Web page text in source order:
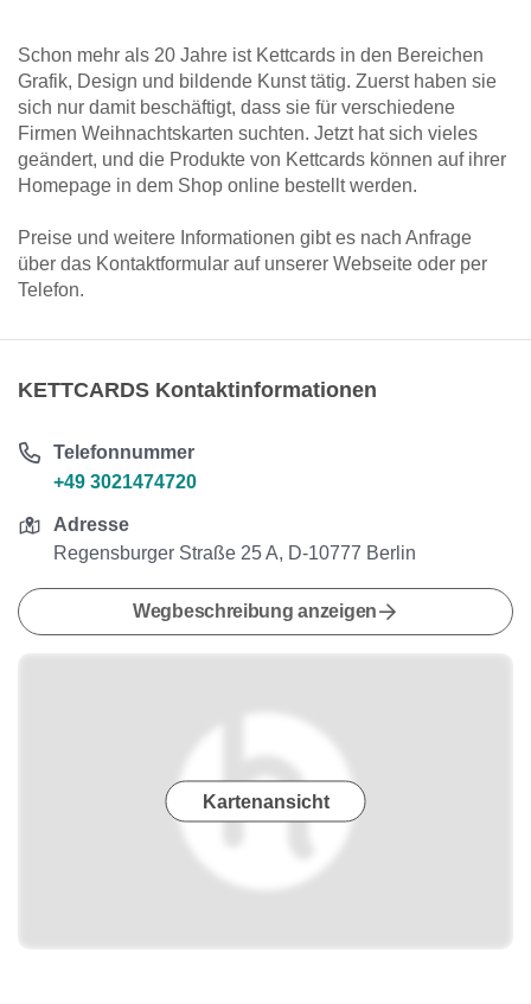
Schon mehr als 20 Jahre ist Kettcards in den Bereichen
Grafik, Design und bildende Kunst tätig. Zuerst haben sie
sich nur damit beschäftigt, dass sie für verschiedene
Firmen Weihnachtskarten suchten. Jetzt hat sich vieles
geändert, und die Produkte von Kettcards können auf ihrer
Homepage in dem Shop online bestellt werden.
Preise und weitere Informationen gibt es nach Anfrage
über das Kontaktformular auf unserer Webseite oder per
Telefon.
KETTCARDS Kontaktinformationen
Telefonnummer
+49 3021474720
Adresse
Regensburger Straße 25 A, D-10777 Berlin
Wegbeschreibung anzeigen
Kartenansicht